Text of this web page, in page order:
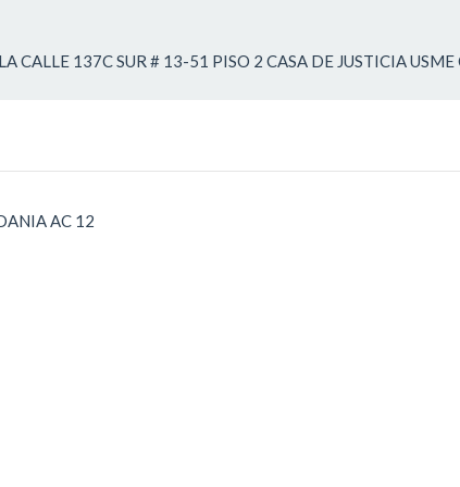
CALLE 137C SUR # 13-51 PISO 2 CASA DE JUSTICIA USME
AC 12